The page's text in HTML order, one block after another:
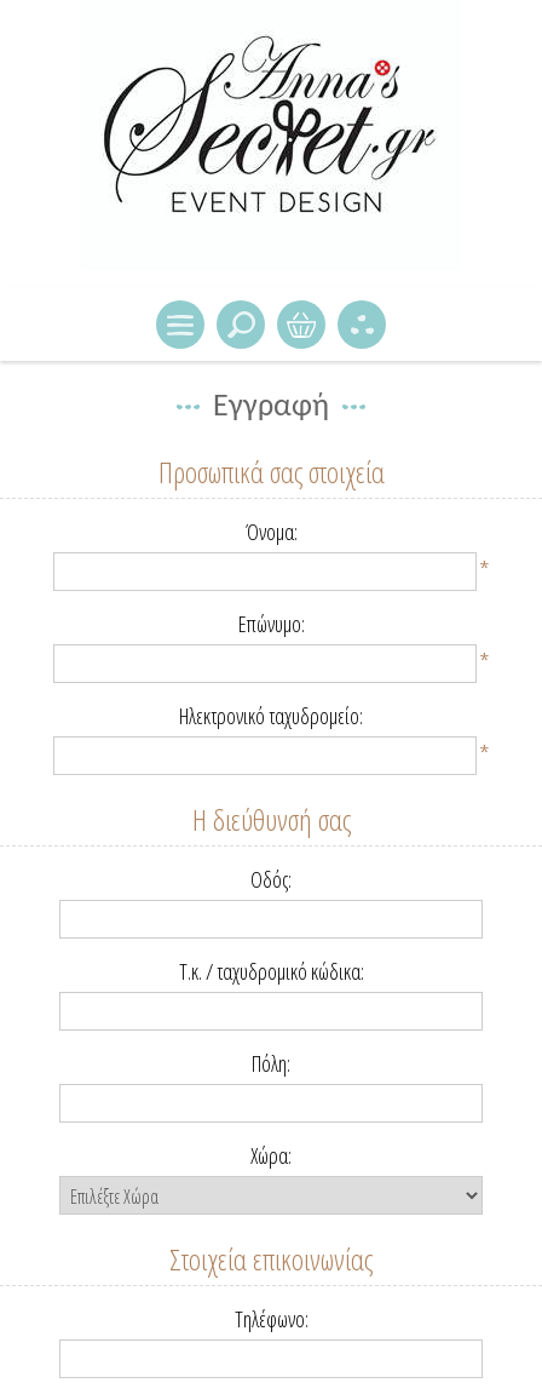
Εγγραφή
Προσωπικά σας στοιχεία
Όνομα:
*
Επώνυμο:
*
Ηλεκτρονικό ταχυδρομείο:
*
Η διεύθυνσή σας
Οδός:
Τ.κ. / ταχυδρομικό κώδικα:
Πόλη:
Χώρα:
Στοιχεία επικοινωνίας
Τηλέφωνο: